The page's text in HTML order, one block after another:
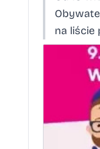
na liście